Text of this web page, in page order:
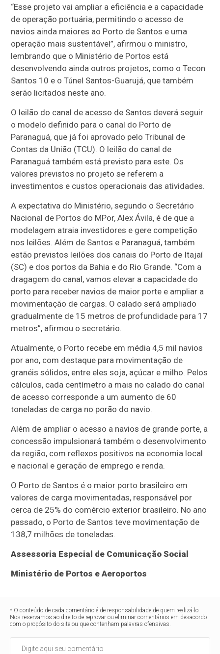
“Esse projeto vai ampliar a eficiência e a capacidade
de operação portuária, permitindo o acesso de
navios ainda maiores ao Porto de Santos e uma
operação mais sustentável”, afirmou o ministro,
lembrando que o Ministério de Portos está
desenvolvendo ainda outros projetos, como o Tecon
Santos 10 e o Túnel Santos-Guarujá, que também
serão licitados neste ano.
O leilão do canal de acesso de Santos deverá seguir
o modelo definido para o canal do Porto de
Paranaguá, que já foi aprovado pelo Tribunal de
Contas da União (TCU). O leilão do canal de
Paranaguá também está previsto para este. Os
valores previstos no projeto se referem a
investimentos e custos operacionais das atividades.
A expectativa do Ministério, segundo o Secretário
Nacional de Portos do MPor, Alex Ávila, é de que a
modelagem atraia investidores e gere competição
nos leilões. Além de Santos e Paranaguá, também
estão previstos leilões dos canais do Porto de Itajaí
(SC) e dos portos da Bahia e do Rio Grande. “Com a
dragagem do canal, vamos elevar a capacidade do
porto para receber navios de maior porte e ampliar a
movimentação de cargas. O calado será ampliado
gradualmente de 15 metros de profundidade para 17
metros”, afirmou o secretário.
Atualmente, o Porto recebe em média 4,5 mil navios
por ano, com destaque para movimentação de
granéis sólidos, entre eles soja, açúcar e milho. Pelos
cálculos, cada centímetro a mais no calado do canal
de acesso corresponde a um aumento de 60
toneladas de carga no porão do navio.
Além de ampliar o acesso a navios de grande porte, a
concessão impulsionará também o desenvolvimento
da região, com reflexos positivos na economia local
e nacional e geração de emprego e renda.
O Porto de Santos é o maior porto brasileiro em
valores de carga movimentadas, responsável por
cerca de 25% do comércio exterior brasileiro. No ano
passado, o Porto de Santos teve movimentação de
138,7 milhões de toneladas.
Assessoria Especial de Comunicação Social
Ministério de Portos e Aeroportos
* O conteúdo de cada comentário é de responsabilidade de quem realizá-lo.
Nos reservamos ao direito de reprovar ou eliminar comentários em desacordo
com o propósito do site ou que contenham palavras ofensivas.